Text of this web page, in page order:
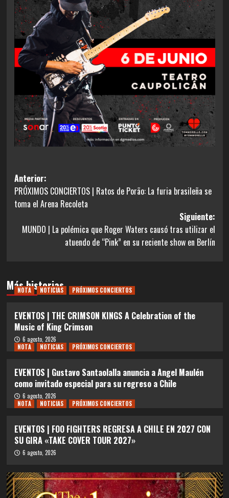
Navegación
de
entradas
Anterior:
PRÓXIMOS CONCIERTOS | Ratos de Porão: La furia brasileña se
toma el Arena Recoleta
Siguiente:
MUNDO | La polémica que Roger Waters causó tras utilizar el
atuendo de “Pink” en su reciente show en Berlín
Más historias
NOTA NOTICIAS PRÓXIMOS CONCIERTOS
EVENTOS | THE CRIMSON KINGS A Celebration of the
Music of King Crimson
6 agosto, 2026
NOTA
NOTICIAS PRÓXIMOS CONCIERTOS
EVENTOS | Gustavo Santaolalla anuncia a Angel Maulén
como invitado especial para su regreso a Chile
6 agosto, 2026
NOTA
NOTICIAS PRÓXIMOS CONCIERTOS
EVENTOS | FOO FIGHTERS REGRESA A CHILE EN 2027 CON
SU GIRA «TAKE COVER TOUR 2027»
6 agosto, 2026